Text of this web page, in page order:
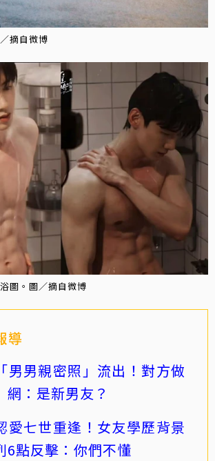
摘自微博
圖。圖／摘自微博
導
男男親密照」流出！對方做
：是新男友？
愛七世重逢！女友學歷背景
點反擊：你們不懂